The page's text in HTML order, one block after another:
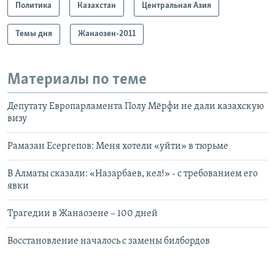
Политика Казахстан Центральная Азия
Темы дня Жанаозен-2011
Материалы по теме
Депутату Европарламента Полу Мёрфи не дали казахскую
визу
Рамазан Есергепов: Меня хотели «уйти» в тюрьме
В Алматы сказали: «Назарбаев, кел!» - с требованием его
явки
Трагедии в Жанаозене – 100 дней
Восстановление началось с замены билбордов